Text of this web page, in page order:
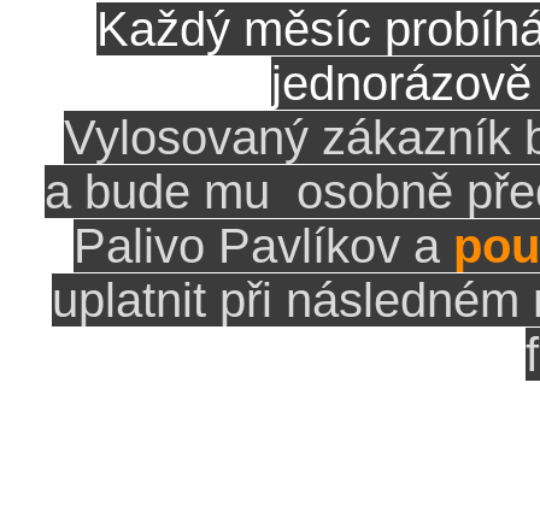
Každý měsíc
Vylosovaný zákazník
a bude mu osobně
Palivo Pavlíkov a
uplatnit při